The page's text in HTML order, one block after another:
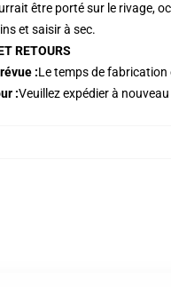
être porté sur le rivage,
et saisir à sec.
RETOURS
:Le temps de fabrication
:Veuillez expédier à